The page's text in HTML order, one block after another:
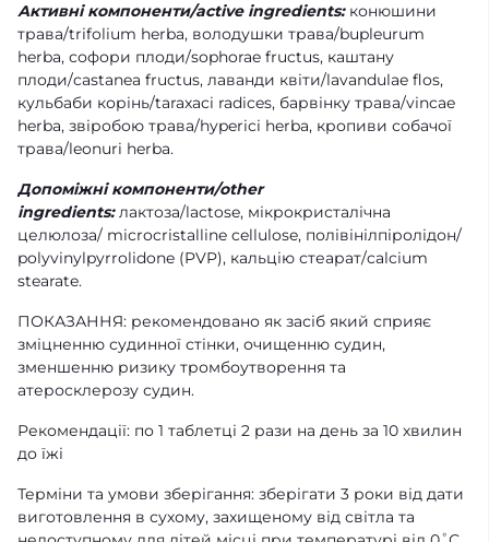
Активні компоненти/active ingredients:конюшини
трава/trifolium herba, володушки трава/bupleurum
herba, софори плоди/sophorae fructus, каштану
плоди/castanea fructus, лаванди квіти/lavandulae flos,
кульбаби корінь/taraxaci radices, барвінку трава/vіncae
herba, звіробою трава/hyperici herba, кропиви собачої
трава/leonuri herba.
Допоміжні компоненти/other
ingredients:лактоза/lactose, мікрокристалічна
целюлоза/ microcristalline cellulose, полівінілпіролідон/
polyvinylpyrrolidone (PVP), кальцію стеарат/calcium
stearate.
ПОКАЗАННЯ: рекомендовано як засіб який сприяє
зміцненню судинної стінки, очищенню судин,
зменшенню ризику тромбоутворення та
атеросклерозу судин.
Рекомендації: по 1 таблетці 2 рази на день за 10 хвилин
до їжі
Терміни та умови зберігання: зберігати 3 роки від дати
виготовлення в сухому, захищеному від світла та